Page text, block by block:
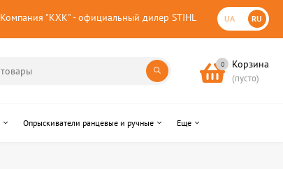
Компания "КХК" - официальный дилер STIHL UA RU
0 Корзина
(пусто)
Опрыскиватели ранцевые и ручные Еще